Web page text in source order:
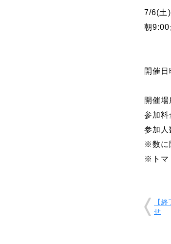
7/6(土
朝9:00
開催
開催
参加料
参加人
※数に
※トマ
【
せ